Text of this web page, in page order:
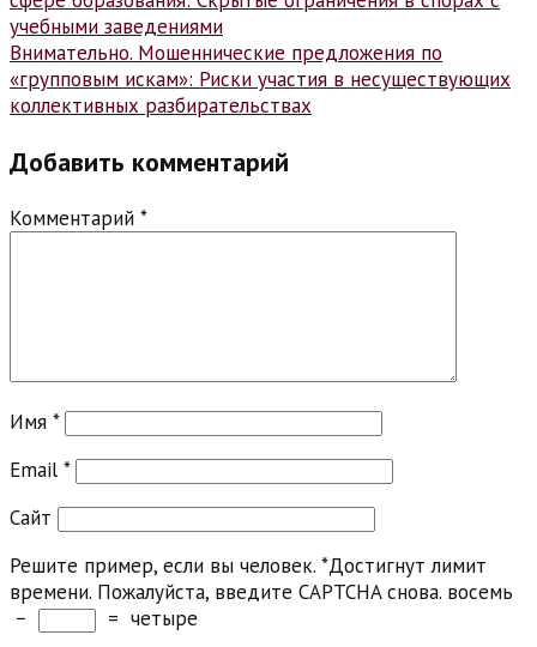
по
записям
учебными заведениями
Внимательно. Мошеннические предложения по
«групповым искам»: Риски участия в несуществующих
коллективных разбирательствах
Добавить комментарий
Комментарий *
Имя *
Email *
Сайт
Решите пример, если вы человек. *Достигнут лимит
времени. Пожалуйста, введите CAPTCHA снова. восемь
−
= четыре